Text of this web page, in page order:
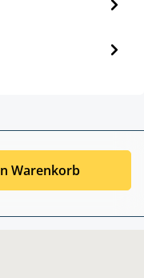
Warenkorb